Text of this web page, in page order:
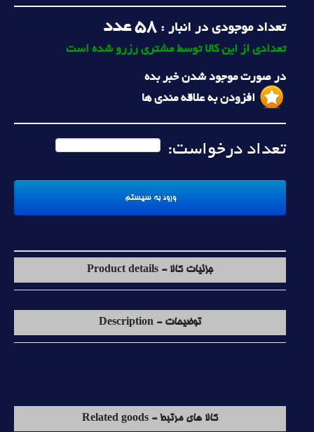
تعداد موجودی در انبار :58 عدد
تعدادی از این کالا توسط مشتری رزرو شده است
در صورت موجود شدن خبر بده
افزودن به علاقه مندی ها
تعداد درخواست:
جزئیات کالا - Product details
توضیحات - Description
کالا های مرتبط - Related goods